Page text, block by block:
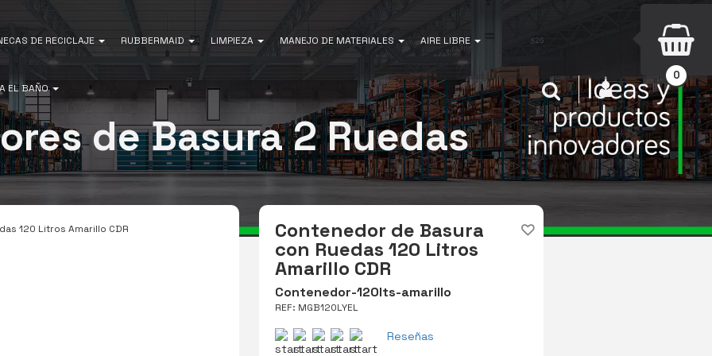
DE RECICLAJE RUBBERMAID LIMPIEZA MANEJO DE MATERIALES AIRE LIBRE
EL BAÑO INICIAR SESIÓN
Buscar
0
de Basura 2 Ruedas
120 Litros Amarillo CDR
Contenedor de Basura
con Ruedas 120 Litros
Amarillo CDR
Contenedor-120lts-amarillo
REF: MGB120LYEL
Reseñas